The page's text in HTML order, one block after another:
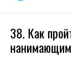
38. Как